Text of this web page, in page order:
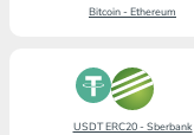
Bitcoin - Ethereum
USDT ERC20 - Sberbank